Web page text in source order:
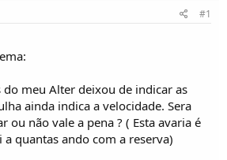
#1
meu Alter deixou de indicar as
ainda indica a velocidade. Sera
ou não vale a pena ? ( Esta avaria é
quantas ando com a reserva)